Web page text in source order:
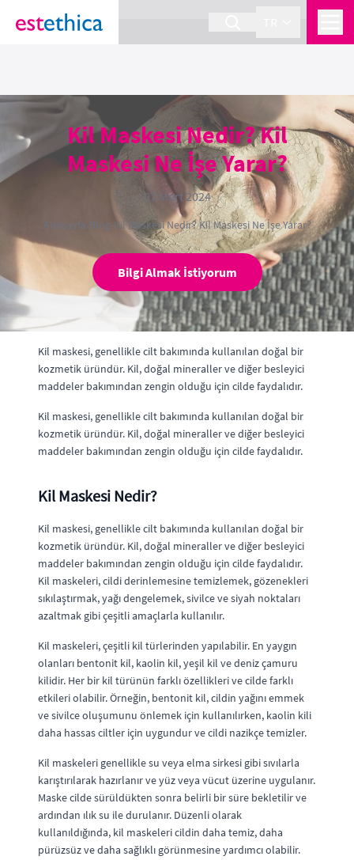
section Service {
Kil Maskesi Nedir? Kil
Maskesi Ne İşe Yarar?
07 Mart 2024
Anasayfa Blog›Kil Maskesi Nedir? Kil Maskesi Ne İşe Yarar?
Bilgi Almak İstiyorum
Kil maskesi, genellikle cilt bakımında kullanılan doğal bir
kozmetik üründür. Kil, doğal mineraller ve diğer besleyici
maddeler bakımından zengin olduğu için cilde faydalıdır.
Kil maskesi, genellikle cilt bakımında kullanılan doğal bir
kozmetik üründür. Kil, doğal mineraller ve diğer besleyici
maddeler bakımından zengin olduğu için cilde faydalıdır.
Kil Maskesi Nedir?
Kil maskesi, genellikle cilt bakımında kullanılan doğal bir
kozmetik üründür. Kil, doğal mineraller ve diğer besleyici
maddeler bakımından zengin olduğu için cilde faydalıdır.
Kil maskeleri, cildi derinlemesine temizlemek, gözenekleri
sıkılaştırmak, yağı dengelemek, sivilce ve siyah noktaları
azaltmak gibi çeşitli amaçlarla kullanılır.
Kil maskeleri, çeşitli kil türlerinden yapılabilir. En yaygın
olanları bentonit kil, kaolin kil, yeşil kil ve deniz çamuru
kilidir. Her bir kil türünün farklı özellikleri ve cilde farklı
etkileri olabilir. Örneğin, bentonit kil, cildin yağını emmek
ve sivilce oluşumunu önlemek için kullanılırken, kaolin kili
daha hassas ciltler için uygundur ve cildi nazikçe temizler.
Kil maskeleri genellikle su veya elma sirkesi gibi sıvılarla
karıştırılarak hazırlanır ve yüz veya vücut üzerine uygulanır.
Maske cilde sürüldükten sonra belirli bir süre bekletilir ve
ardından ılık su ile durulanır. Düzenli olarak
kullanıldığında, kil maskeleri cildin daha temiz, daha
pürüzsüz ve daha sağlıklı görünmesine yardımcı olabilir.